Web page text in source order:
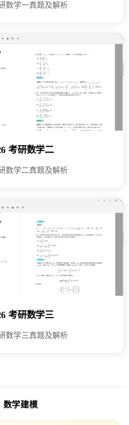
数学一真题及解析
考研数学二
数学二真题及解析
考研数学三
数学三真题及解析
数学建模